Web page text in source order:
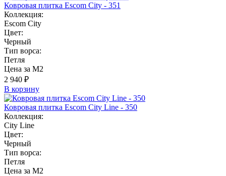
Ковровая плитка Escom City - 351
Коллекция:
Escom City
Цвет:
Черный
Тип ворса:
Петля
Цена за М2
2 940 ₽
В корзину
Ковровая плитка Escom City Line - 350
Коллекция:
City Line
Цвет:
Черный
Тип ворса:
Петля
Цена за М2